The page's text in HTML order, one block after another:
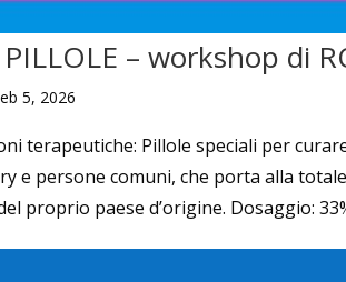
– workshop di
5, 2026
terapeutiche: Pillole speciali per
e persone comuni, che porta alla
proprio paese d’origine. Dosaggio: